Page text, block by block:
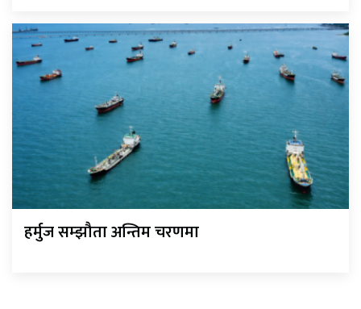
हर्मुज सम्झौता अन्तिम चरणमा